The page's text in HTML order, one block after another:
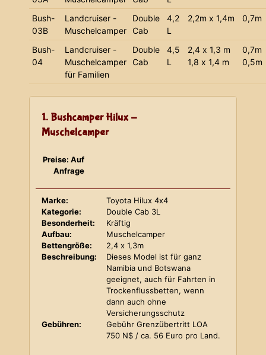
Bush-
03B
Landcruiser -
Muschelcamper
Double
Cab
4,2
L
2,2m x 1,4m 0,7m
Bush-
04
Landcruiser -
Muschelcamper
für Familien
Double
Cab
4,5
L
2,4 x 1,3 m
1,8 x 1,4 m
0,7m
0,5m
1. Bushcamper Hilux -
Muschelcamper
Preise: Auf
Anfrage
Marke:
Toyota Hilux 4x4
Kategorie:
Double Cab 3L
Besonderheit:
Kräftig
Aufbau:
Muschelcamper
Bettengröße:
2,4 x 1,3m
Beschreibung:
Dieses Model ist für ganz
Namibia und Botswana
geeignet, auch für Fahrten in
Trockenflussbetten, wenn
dann auch ohne
Versicherungsschutz
Gebühren:
Gebühr Grenzübertritt LOA
750 N$ / ca. 56 Euro pro Land.